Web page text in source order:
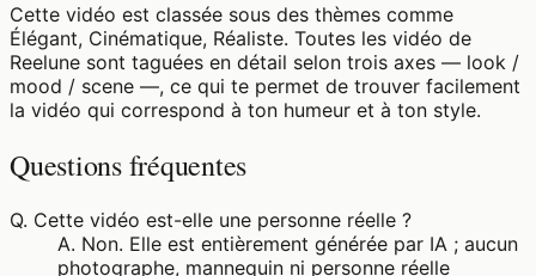
Cette vidéo est classée sous des thèmes comme
Élégant, Cinématique, Réaliste. Toutes les vidéo de
Reelune sont taguées en détail selon trois axes — look /
mood / scene —, ce qui te permet de trouver facilement
la vidéo qui correspond à ton humeur et à ton style.
Questions fréquentes
Q. Cette vidéo est-elle une personne réelle ?
A. Non. Elle est entièrement générée par IA ; aucun
photographe, mannequin ni personne réelle